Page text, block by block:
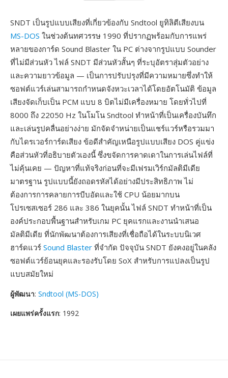
SNDT เป็นรูปแบบเสียงที่เกี่ยวข้องกับ Sndtool ยูทิลิตีเสียงบน
MS-DOS ในช่วงต้นทศวรรษ 1990 ที่ปรากฏพร้อมกับการแพร่
หลายของการ์ด Sound Blaster ใน PC ต่างจากรูปแบบ Sounder
ที่ไม่มีส่วนหัว ไฟล์ SNDT มีส่วนหัวสั้นๆ ที่ระบุอัตราสุ่มตัวอย่าง
และความยาวข้อมูล — เป็นการปรับปรุงที่มีความหมายซึ่งทำให้
ซอฟต์แวร์เล่นสามารถกำหนดจังหวะเวลาได้โดยอัตโนมัติ ข้อมูล
เสียงจัดเก็บเป็น PCM แบบ 8 บิตไม่มีเครื่องหมาย โดยทั่วไปที่
8000 ถึง 22050 Hz ในโมโน Sndtool ทำหน้าที่เป็นเครื่องบันทึก
และเล่นรูปคลื่นอย่างง่าย มักจัดจำหน่ายเป็นแชร์แวร์หรือรวมมา
กับไดรเวอร์การ์ดเสียง ข้อดีสำคัญเหนือรูปแบบเสียง DOS คู่แข่ง
คือส่วนหัวที่อธิบายตัวเองนี้ ซึ่งขจัดการคาดเดาในการเล่นไฟล์ที่
ไม่คุ้นเคย — ปัญหาที่แท้จริงก่อนที่จะมีเฟรมเวิร์กมัลติมีเดีย
มาตรฐาน รูปแบบนี้ยังถอดรหัสได้อย่างมีประสิทธิภาพ ไม่
ต้องการการคลายการบีบอัดและใช้ CPU น้อยมากบน
โปรเซสเซอร์ 286 และ 386 ในยุคนั้น ไฟล์ SNDT ทำหน้าที่เป็น
องค์ประกอบพื้นฐานสำหรับเกม PC ยุคแรกและงานนำเสนอ
มัลติมีเดีย ที่นักพัฒนาต้องการเสียงที่เชื่อถือได้ในระบบนิเวศ
ฮาร์ดแวร์ Sound Blaster ที่จำกัด ปัจจุบัน SNDT ยังคงอยู่ในคลัง
ซอฟต์แวร์ย้อนยุคและรองรับโดย SoX สำหรับการแปลงเป็นรูป
แบบสมัยใหม่
ผู้พัฒนา: Sndtool (MS-DOS)
เผยแพร่ครั้งแรก: 1992